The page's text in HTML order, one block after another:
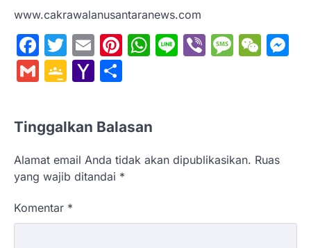
www.cakrawalanusantaranews.com
Facebook
Twitter
EmailPinterest
WhatsApp
LineViber
GmailGoogle
Yahoo
Tinggalkan Balasan
Alamat email Anda tidak akan dipublikasikan. Ruas
yang wajib ditandai *
Komentar *